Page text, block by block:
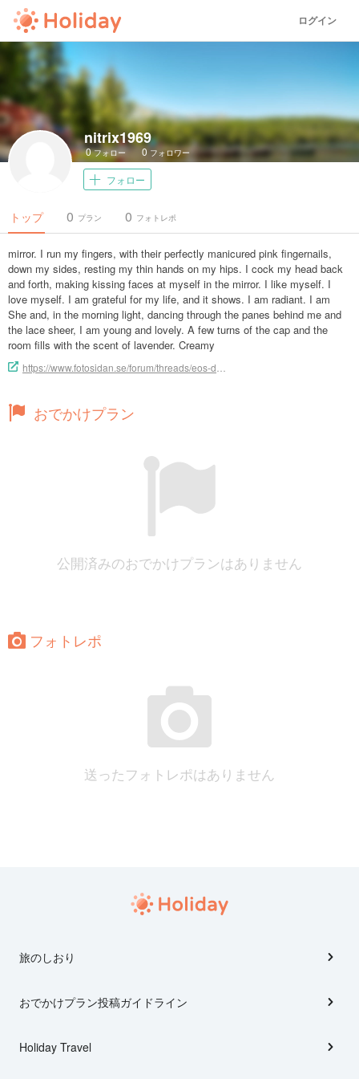
ログイン
nitrix1969
0フォロー 0 フォロワー
フォロー
トップ プラン
0 フォトレポ
0
mirror. I run my fingers, with their perfectly manicured pink fingernails,
down my sides, resting my thin hands on my hips. I cock my head back
and forth, making kissing faces at myself in the mirror. I like myself. I
love myself. I am grateful for my life, and it shows. I am radiant. I am
She and, in the morning light, dancing through the panes behind me and
the lace sheer, I am young and lovely. A few turns of the cap and the
room fills with the scent of lavender. Creamy
おでかけプラン
公開済みのおでかけプランはありません
フォトレポ
送ったフォトレポはありません
旅のしおり
おでかけプラン投稿ガイドライン
Holiday Travel